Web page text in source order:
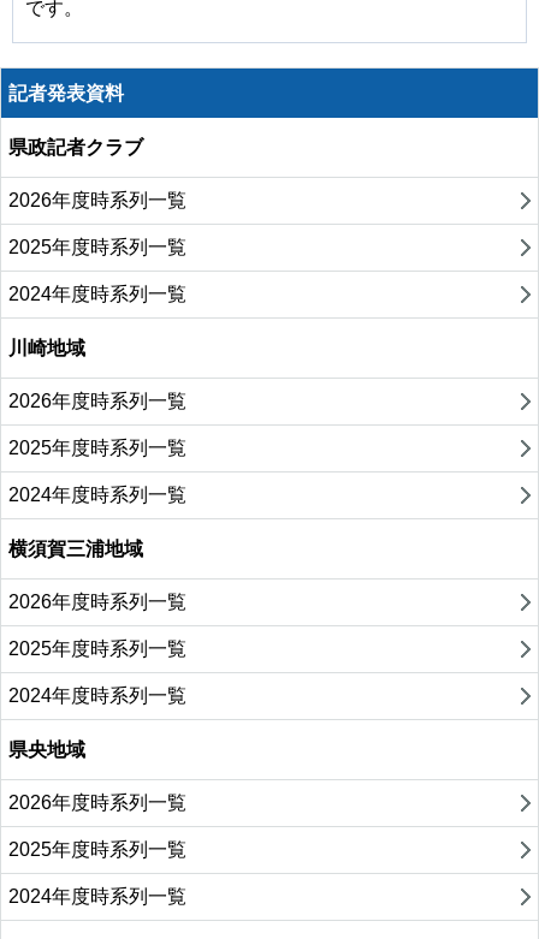
です。
記者発表資料
県政記者クラブ
2026年度時系列一覧
2025年度時系列一覧
2024年度時系列一覧
川崎地域
2026年度時系列一覧
2025年度時系列一覧
2024年度時系列一覧
横須賀三浦地域
2026年度時系列一覧
2025年度時系列一覧
2024年度時系列一覧
県央地域
2026年度時系列一覧
2025年度時系列一覧
2024年度時系列一覧